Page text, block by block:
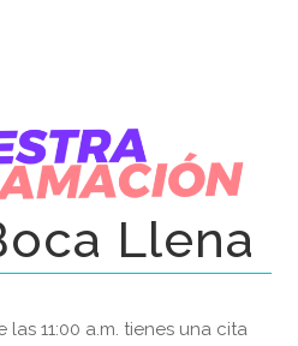
Llena
11:00 a.m. tienes una cita